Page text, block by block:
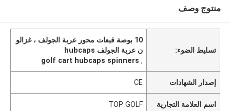
منتوج وصف
تسليط الضوء:
10 بوصة قبعات محور عربة الجولف ، غزالو
ن عربة الجولف hubcaps
,
golf cart hubcaps spinners
إصدار الشهادات CE
اسم العلامة التجارية TOP GOLF